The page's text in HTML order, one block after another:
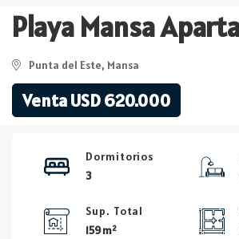
Punta del Este, Mansa
Venta USD 620.000
Dormitorios
3
Sup. Total
159 m2